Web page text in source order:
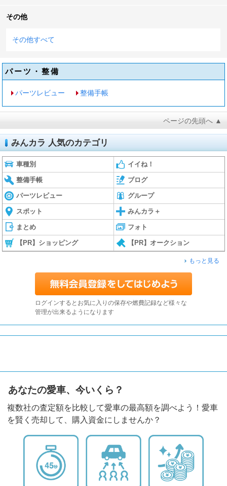
その他
その他すべて
パーツ・整備
パーツレビュー 整備手帳
ページの先頭へ ▲
みんカラ 人気のカテゴリ
車種別 イイね！
整備手帳 ブログ
パーツレビュー グループ
スポット みんカラ＋
まとめ フォト
【PR】ショッピング 【PR】オークション
もっと見る
ログインするとお気に入りの保存や燃費記録など様々な
管理が出来るようになります
あなたの愛車、今いくら？
複数社の査定額を比較して愛車の最高額を調べよう！愛車
を賢く売却して、購入資金にしませんか？